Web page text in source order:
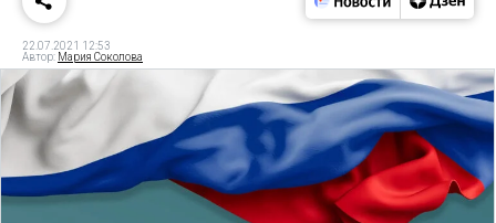
22.07.2021 12:53
Автор: Мария Соколова